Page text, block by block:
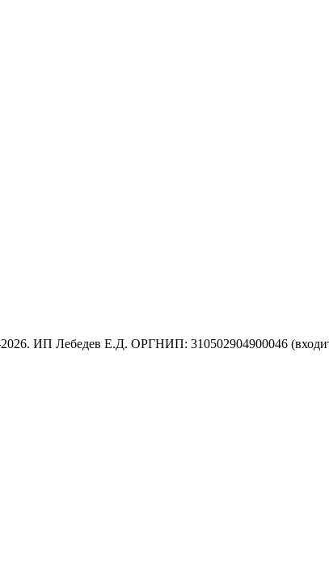
ИП Лебедев Е.Д. ОРГНИП: 310502904900046